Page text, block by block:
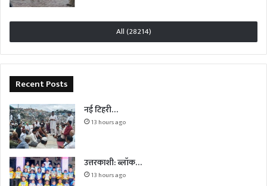
All (28214)
Recent Posts
नई टिहरी…
13 hours ago
उत्तरकाशी: ब्लॉक…
13 hours ago